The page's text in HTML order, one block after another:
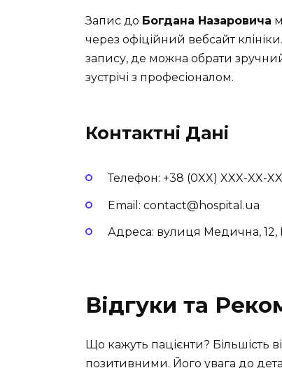
Запис до Богдана Назаровича
через офіційний вебсайт
запису, де можна обрати
зустрічі з професіоналом.
Контактні Дані
Телефон: +38 (0XX) XXX-XX-XX
Email: contact@hospital.ua
Адреса: вулиця Медична, 12,
Відгуки та
Що кажуть пацієнти? Більшість
позитивними. Його увага до